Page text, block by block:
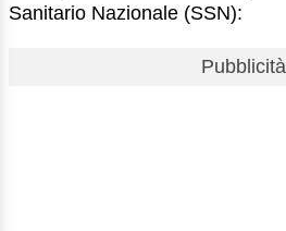
Sanitario Nazionale (SSN):
Pubblicità